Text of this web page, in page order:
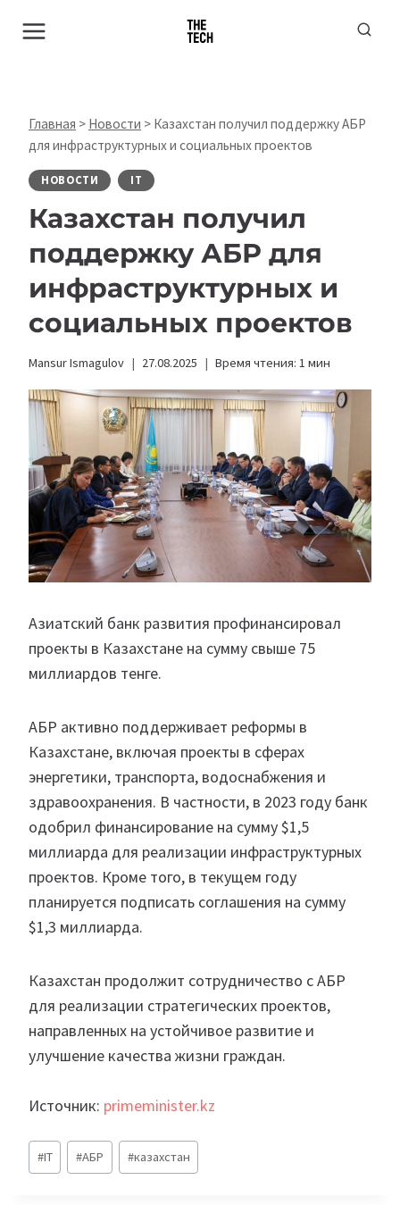
Главная > Новости > Казахстан получил поддержку АБР
для инфраструктурных и социальных проектов
НОВОСТИ IT
Казахстан получил
поддержку АБР для
инфраструктурных и
социальных проектов
Mansur Ismagulov 27.08.2025 Время чтения: 1 мин
Азиатский банк развития профинансировал
проекты в Казахстане на сумму свыше 75
миллиардов тенге.
АБР активно поддерживает реформы в
Казахстане, включая проекты в сферах
энергетики, транспорта, водоснабжения и
здравоохранения. В частности, в 2023 году банк
одобрил финансирование на сумму $1,5
миллиарда для реализации инфраструктурных
проектов. Кроме того, в текущем году
планируется подписать соглашения на сумму
$1,3 миллиарда.
Казахстан продолжит сотрудничество с АБР
для реализации стратегических проектов,
направленных на устойчивое развитие и
улучшение качества жизни граждан.
Источник: primeminister.kz
Метки
записи:
#IT #АБР #казахстан